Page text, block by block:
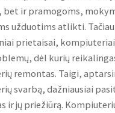
bet ir pramogoms,
užduotims atlikti.
prietaisai,
dėl kurių
remontas. Taigi,
svarbą, dažniausiai
ir jų priežiūrą.